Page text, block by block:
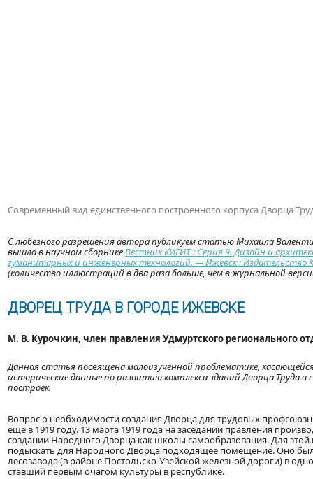
Современный вид единственного построенного корпуса Дворца
С любезного разрешения автора публикуем статью Михаила
вышла в научном сборникеВестник КИГИТ : Серия 9. Дизайн и
гуманитарных и инженерных технологий. — Ижевск : Издательство
(количество иллюстраций в два раза больше, чем в журнальной
ДВОРЕЦ ТРУДА В ГОРОДЕ ИЖЕВСКЕ
М. В. Курочкин, член правления Удмуртского регионального
Данная статья посвящена малоизученной проблематике,
исторические данные по развитию комплекса зданий Дворца Труда
построек.
Вопрос о необходимости создания Дворца для трудовых
еще в 1919 году. 13 марта 1919 года на заседании правления
создании Народного Дворца как школы самообразования. Для
подыскать для Народного Дворца подходящее помещение. Оно
лесозавода (в районе Постольско-Узейской железной дороги) в
ставший первым очагом культуры в республике.